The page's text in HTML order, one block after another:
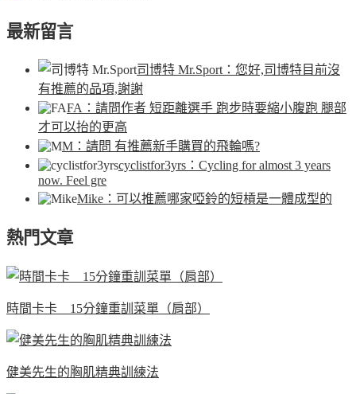
最新留言
司博特 Mr.Sport ：您好,司博特目前沒
有推薦的品項,謝謝
FA ：請問作者 短距離選手 跑步時要縮小腹跑 腿部
才可以抬的更高
M ：請問 有推薦新手購買的飛輪嗎?
cyclistfor3yrs ：Cycling for almost 3 years
now. Feel gre
Mike ：可以推薦哪家啞鈴的短槓是一體成型的
熱門文章
時間卡卡 15分鐘重訓菜單（肩部）
健美先生的胸肌精典訓練法